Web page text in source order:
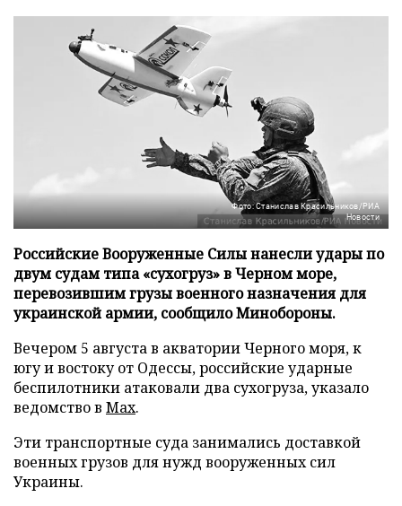
Фото: Станислав Красильников/РИА
Новости
Российские Вооруженные Силы нанесли удары по
двум судам типа «сухогруз» в Черном море,
перевозившим грузы военного назначения для
украинской армии, сообщило Минобороны.
Вечером 5 августа в акватории Черного моря, к
югу и востоку от Одессы, российские ударные
беспилотники атаковали два сухогруза, указало
ведомство в Max.
Эти транспортные суда занимались доставкой
военных грузов для нужд вооруженных сил
Украины.